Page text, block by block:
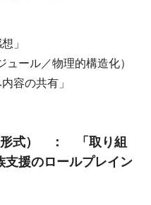
」
ール／物理的構造化）
容の共有」
式） ： 「取り組
支援のロールプレイン